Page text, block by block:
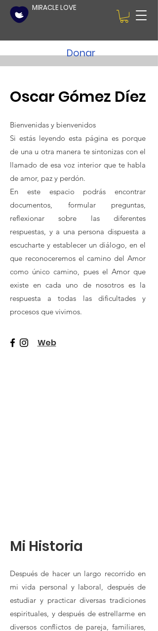
MIRACLE LOVE
Donar
Oscar Gómez Díez
Bienvenidas y bienvenidos
Si estás leyendo esta página es porque
de una u otra manera te sintonizas con el
llamado de esa voz interior que te habla
de amor, paz y perdón.
En este espacio podrás encontrar
documentos, formular preguntas,
reflexionar sobre las diferentes
respuestas, y a una persona dispuesta a
escucharte y establecer un diálogo, en el
que reconoceremos el camino del Amor
como único camino, pues el Amor que
existe en cada uno de nosotros es la
respuesta a todas las dificultades y
procesos que vivimos.
Web
Mi Historia
Después de hacer un largo recorrido en
mi vida personal y laboral, después de
estudiar y practicar diversas tradiciones
espirituales, y después de estrellarme en
diversos conflictos de pareja, familiares,